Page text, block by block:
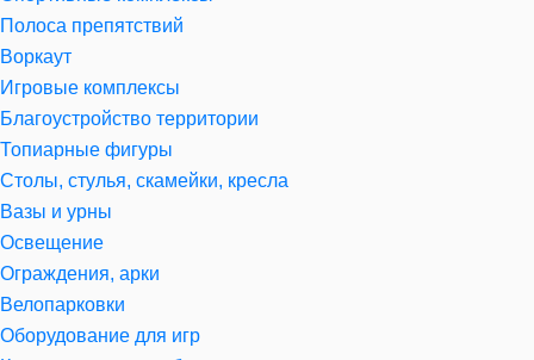
Полоса препятствий
Воркаут
Игровые комплексы
Благоустройство территории
Топиарные фигуры
Столы, стулья, скамейки, кресла
Вазы и урны
Освещение
Ограждения, арки
Велопарковки
Оборудование для игр